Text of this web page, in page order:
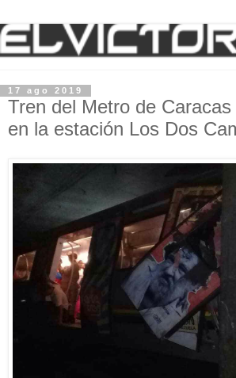
17 ago 2019
Tren del Metro de
en la estación Los Dos